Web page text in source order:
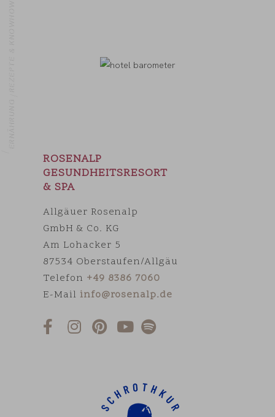
ERNÄHRUNG
REZEPTE & KNOWHOW
ROSENALP
GESUNDHEITSRESORT
& SPA
Allgäuer Rosenalp
GmbH & Co. KG
Am Lohacker 5
87534 Oberstaufen/Allgäu
Telefon +49 8386 7060
E-Mail info@rosenalp.de